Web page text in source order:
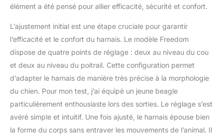
pour réduire la tension
gorge de votre chien, ce
harnais de dressage
pour chien assure
sécurité et renforcement
positif pendant
l'entraînement. Fabriqué
aux USA : la qualité et la
durabilité sont nos
fabrication du harnais de
promenade pour chien.
élément a été pensé pour allier efficacité, sécurité et confort.
L’ajustement initial est une étape cruciale pour garantir
l’efficacité et le confort du harnais. Le modèle Freedom
dispose de quatre points de réglage : deux au niveau du cou
et deux au niveau du poitrail. Cette configuration permet
d’adapter le harnais de manière très précise à la morphologie
du chien. Pour mon test, j’ai équipé un jeune beagle
particulièrement enthousiaste lors des sorties. Le réglage s’est
avéré simple et intuitif. Une fois ajusté, le harnais épouse bien
la forme du corps sans entraver les mouvements de l’animal. Il